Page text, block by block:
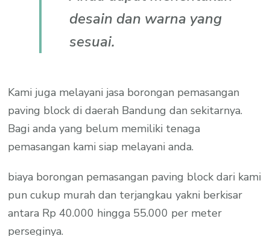
desain dan warna yang
sesuai.
Kami juga melayani jasa borongan pemasangan
paving block di daerah Bandung dan sekitarnya.
Bagi anda yang belum memiliki tenaga
pemasangan kami siap melayani anda.
biaya borongan pemasangan paving block dari kami
pun cukup murah dan terjangkau yakni berkisar
antara Rp 40.000 hingga 55.000 per meter
perseginya.